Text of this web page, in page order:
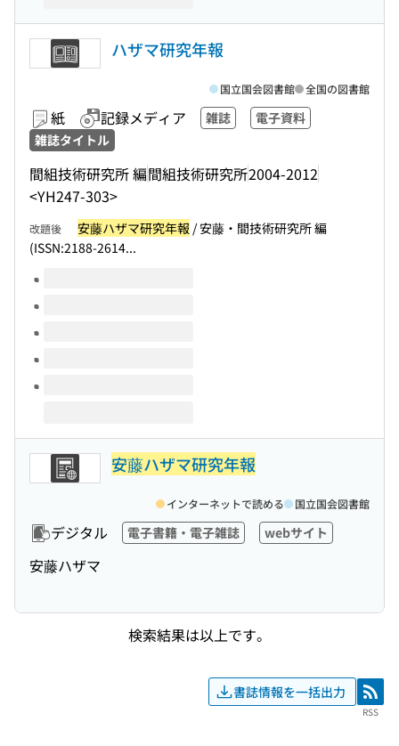
ハザマ研究年報
紙 記録メディア 雑誌
電子資料
雑誌タイトル
間組技術研究所 編間組技術研究所2004-2012
<YH247-303>
国立国会図書館 全国の図書館
改題後 安藤ハザマ研究年報 / 安藤・間技術研究所 編
(ISSN:2188-2614...
このタイトルの巻号
安藤ハザマ研究年報
デジタル 電子書籍・電子雑誌 webサイト
安藤ハザマ
インターネットで読める 国立国会図書館
検索結果は以上です。
書誌情報を一括出力 RSS
RSS